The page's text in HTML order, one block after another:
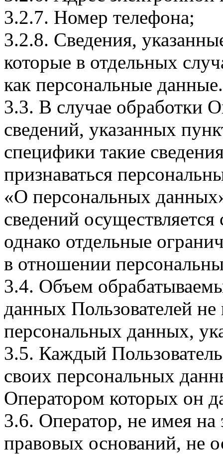
3.2.7. Номер телефона;
3.2.8. Сведения,
которые в отдельных
как персональные данные.
3.3. В случае обработки
сведений, указанных
специфики такие
признаваться
«О персональных
сведений
однако отдельные
в отношении
3.4. Объем
данных Пользователей
персональных данных,
3.5. Каждый
своих персональных
Оператором которых он
3.6. Оператор, не имея
правовых оснований, не